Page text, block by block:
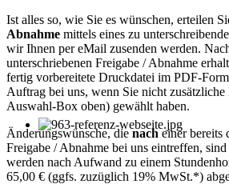
Ist alles so, wie Sie es wünschen, erteilen
Abnahme mittels eines zu
wir Ihnen per eMail zusenden werden.
unterschriebenen Freigabe / Abnahme
fertig vorbereitete Druckdatei im PDF-
Auftrag bei uns, wenn Sie nicht zusätzliche
Auswahl-Box oben) gewählt haben.
Änderungswünsche, dienacheiner bereits
Freigabe / Abnahme bei uns eintreffen,
werden nach Aufwand zu einem
65,00 € (ggfs. zuzüglich 19% MwSt.*)